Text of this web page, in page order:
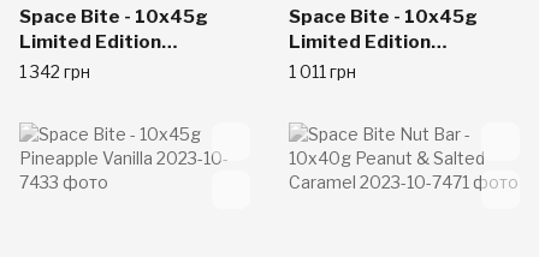
Space Bite - 10x45g
Limited Edition
Strawberry
1 342 грн
Space Bite - 10x45g
Limited Edition
Pineapple
1 011 грн